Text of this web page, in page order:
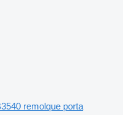
remolque porta